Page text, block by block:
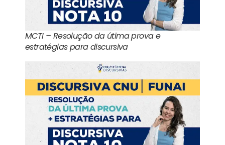
MCTI – Resolução da útima prova e
estratégias para discursiva